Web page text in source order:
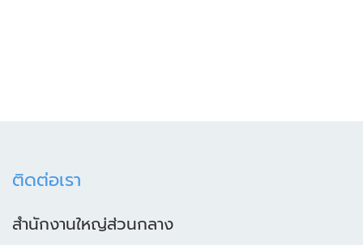
ติดต่อเรา
สำนักงานใหญ่ส่วนกลาง